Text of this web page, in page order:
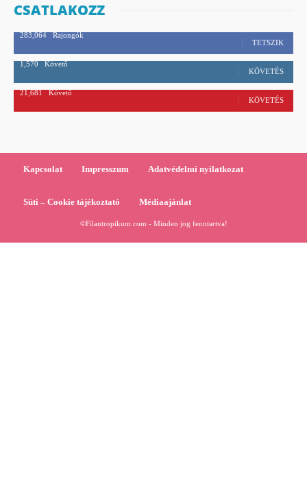
CSATLAKOZZ
283,064
Rajongók
TETSZIK
1,570
Követő
KÖVETÉS
21,681
Követő
KÖVETÉS
Kapcsolat Impresszum Adatvédelmi nyilatkozat
Süti – Cookie tájékoztató Médiaajánlat
©Filantropikum.com - Minden jog fenntartva!